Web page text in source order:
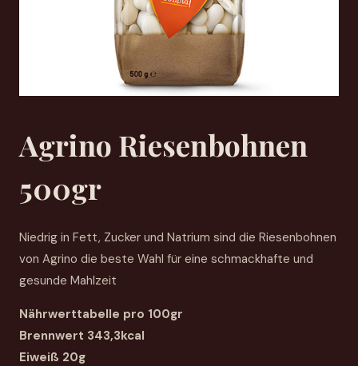
Agrino Riesenbohnen
500gr
Niedrig in Fett, Zucker und Natrium sind die Riesenbohnen
von Agrino die beste Wahl für eine schmackhafte und
gesunde Mahlzeit
Nährwerttabelle pro 100gr
Brennwert 343,3kcal
Eiweiß 20g